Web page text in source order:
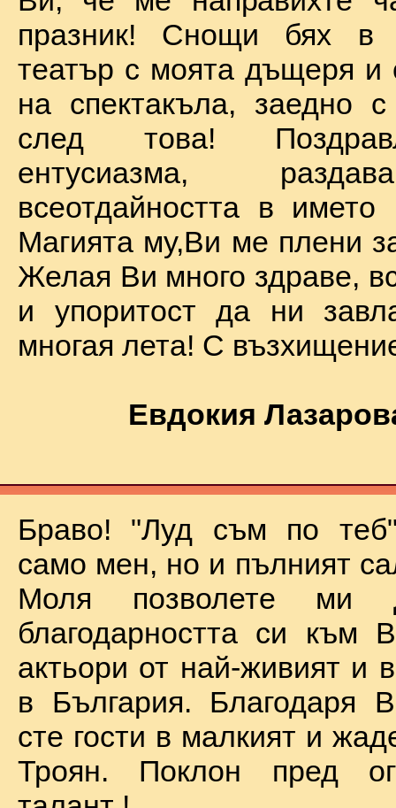
празник! Снощи бях в
театър с моята дъщеря и
на спектакъла, заедно с
след това!
ентусиазма,
всеотдайността в името
Магията му,Ви ме плени
Желая Ви много здраве,
и упоритост да ни
многая лета! С
Евдокия
Браво! "Луд съм по
само мен, но и пълният
Моля позволете ми
благодарността си към
актьори от най-живият и
в България. Благодаря
сте гости в малкият и
Троян. Поклон пред